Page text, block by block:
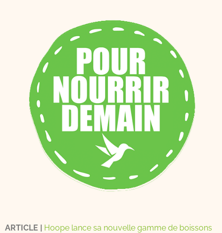
ARTICLE | Hoope lance sa nouvelle gamme de boissons